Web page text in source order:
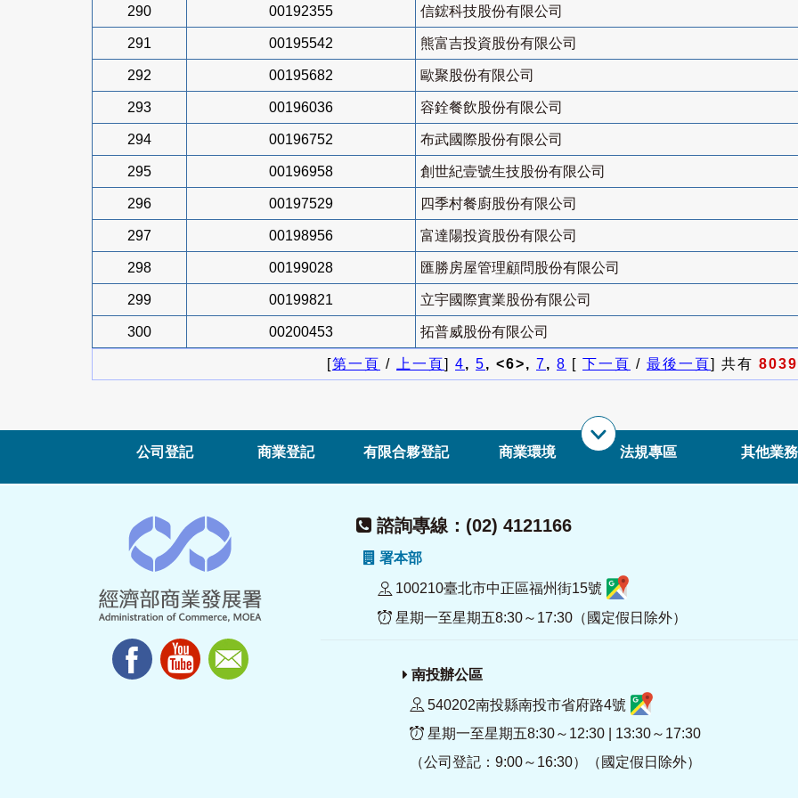
290 00192355 信鋐科技股份有限公司
291 00195542 熊富吉投資股份有限公司
292 00195682 歐聚股份有限公司
293 00196036 容銓餐飲股份有限公司
294 00196752 布武國際股份有限公司
295 00196958 創世紀壹號生技股份有限公司
296 00197529 四季村餐廚股份有限公司
297 00198956 富達陽投資股份有限公司
298 00199028 匯勝房屋管理顧問股份有限公司
299 00199821 立宇國際實業股份有限公司
300 00200453 拓普威股份有限公司
[第一頁 / 上一頁] 4, 5, <6>, 7, 8 [ 下一頁 / 最後一頁] 共有 8039
公司登記 商業登記 有限合夥登記 商業環境 法規專區 其他業務
諮詢專線：(02) 4121166
署本部
100210臺北市中正區福州街15號
星期一至星期五8:30～17:30（國定假日除外）
南投辦公區
540202南投縣南投市省府路4號
星期一至星期五8:30～12:30 | 13:30～17:30
（公司登記：9:00～16:30）（國定假日除外）